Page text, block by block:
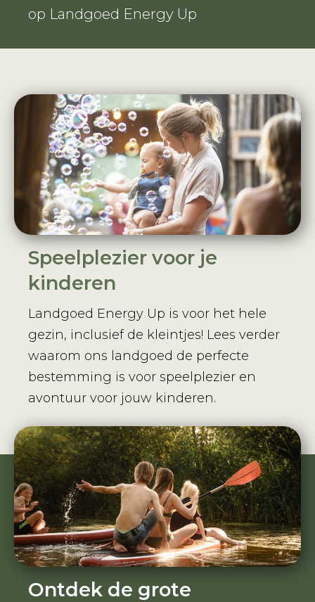
op Landgoed Energy Up
Speelplezier voor je
kinderen
Landgoed Energy Up is voor het hele
gezin, inclusief de kleintjes! Lees verder
waarom ons landgoed de perfecte
bestemming is voor speelplezier en
avontuur voor jouw kinderen.
Ontdek de grote